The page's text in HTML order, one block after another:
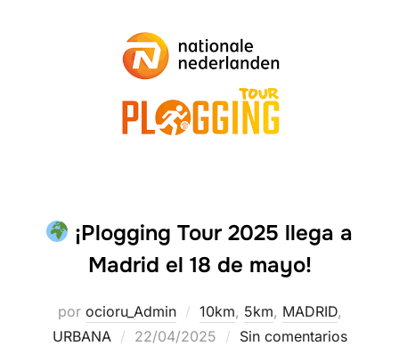
¡Plogging Tour 2025 llega a
Madrid el 18 de mayo!
por ocioru_Admin 10km, 5km, MADRID,
URBANA
22/04/2025 Sin comentarios